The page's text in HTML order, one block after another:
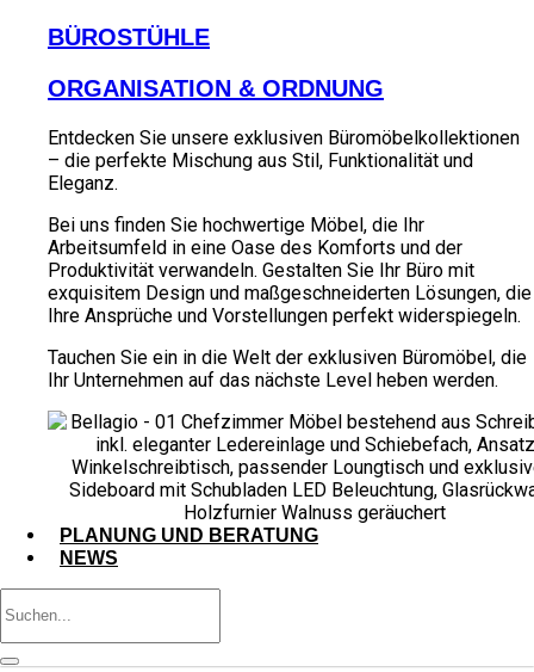
BÜROSTÜHLE
ORGANISATION & ORDNUNG
Entdecken Sie unsere exklusiven Büromöbelkollektionen
– die perfekte Mischung aus Stil, Funktionalität und
Eleganz.
Bei uns finden Sie hochwertige Möbel, die Ihr
Arbeitsumfeld in eine Oase des Komforts und der
Produktivität verwandeln. Gestalten Sie Ihr Büro mit
exquisitem Design und maßgeschneiderten Lösungen, die
Ihre Ansprüche und Vorstellungen perfekt widerspiegeln.
Tauchen Sie ein in die Welt der exklusiven Büromöbel, die
Ihr Unternehmen auf das nächste Level heben werden.
PLANUNG UND BERATUNG
NEWS